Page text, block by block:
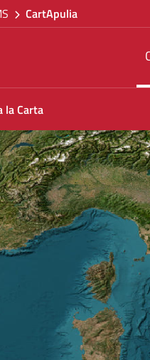
CartApulia
la Carta